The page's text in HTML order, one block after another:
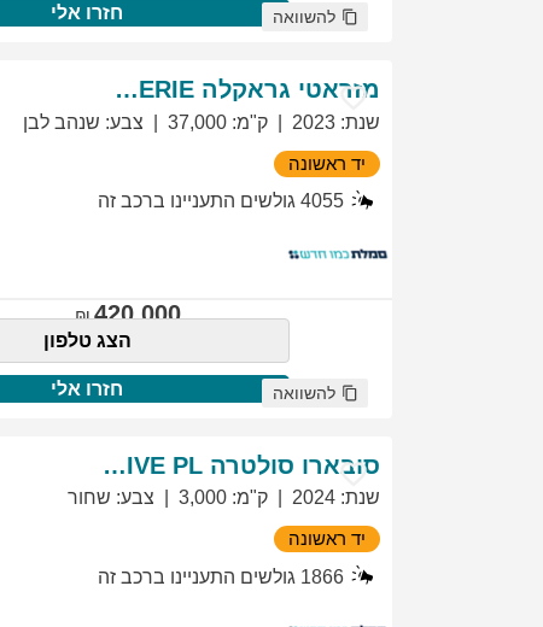
חזרו אלי להשוואה
מזראטי גראקלה PRIMASERIE
שנת:
2023 ק"מ:
37,000 צבע: שנהב לבן
יד ראשונה
4055 גולשים התעניינו ברכב זה
420,000
הצג טלפון
חזרו אלי להשוואה
סובארו סולטרה EXCLUSIVE PL
שנת:
2024 ק"מ:
3,000 צבע: שחור
יד ראשונה
1866 גולשים התעניינו ברכב זה